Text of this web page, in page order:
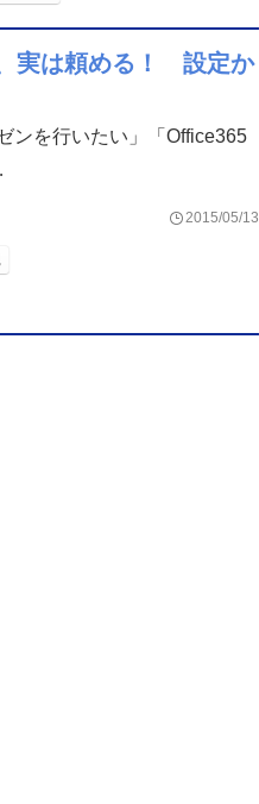
実は頼める！ 設定か
ンを行いたい」「Office365
2015/05/13